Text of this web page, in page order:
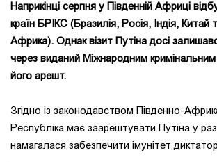
Наприкінці серпня у Південній Африці
країн БРІКС (Бразилія, Росія, Індія, Китай
Африка). Однак візит Путіна досі
через виданий Міжнародним
його арешт.
Згідно із законодавством Південно-
Республіка має заарештувати Путіна у
намагалася забезпечити імунітет